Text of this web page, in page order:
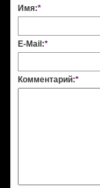
Имя:*
E-Mail:*
Комментарий:*